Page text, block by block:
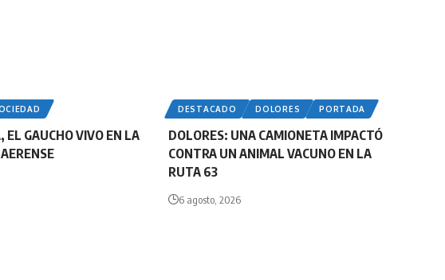
EL GAUCHO VIVO EN LA
DESTACADO DOLORES PORTADA
DOLORES: UNA CAMIONETA IMPACTÓ
CONTRA UN ANIMAL VACUNO EN LA
RUTA 63
6 agosto, 2026